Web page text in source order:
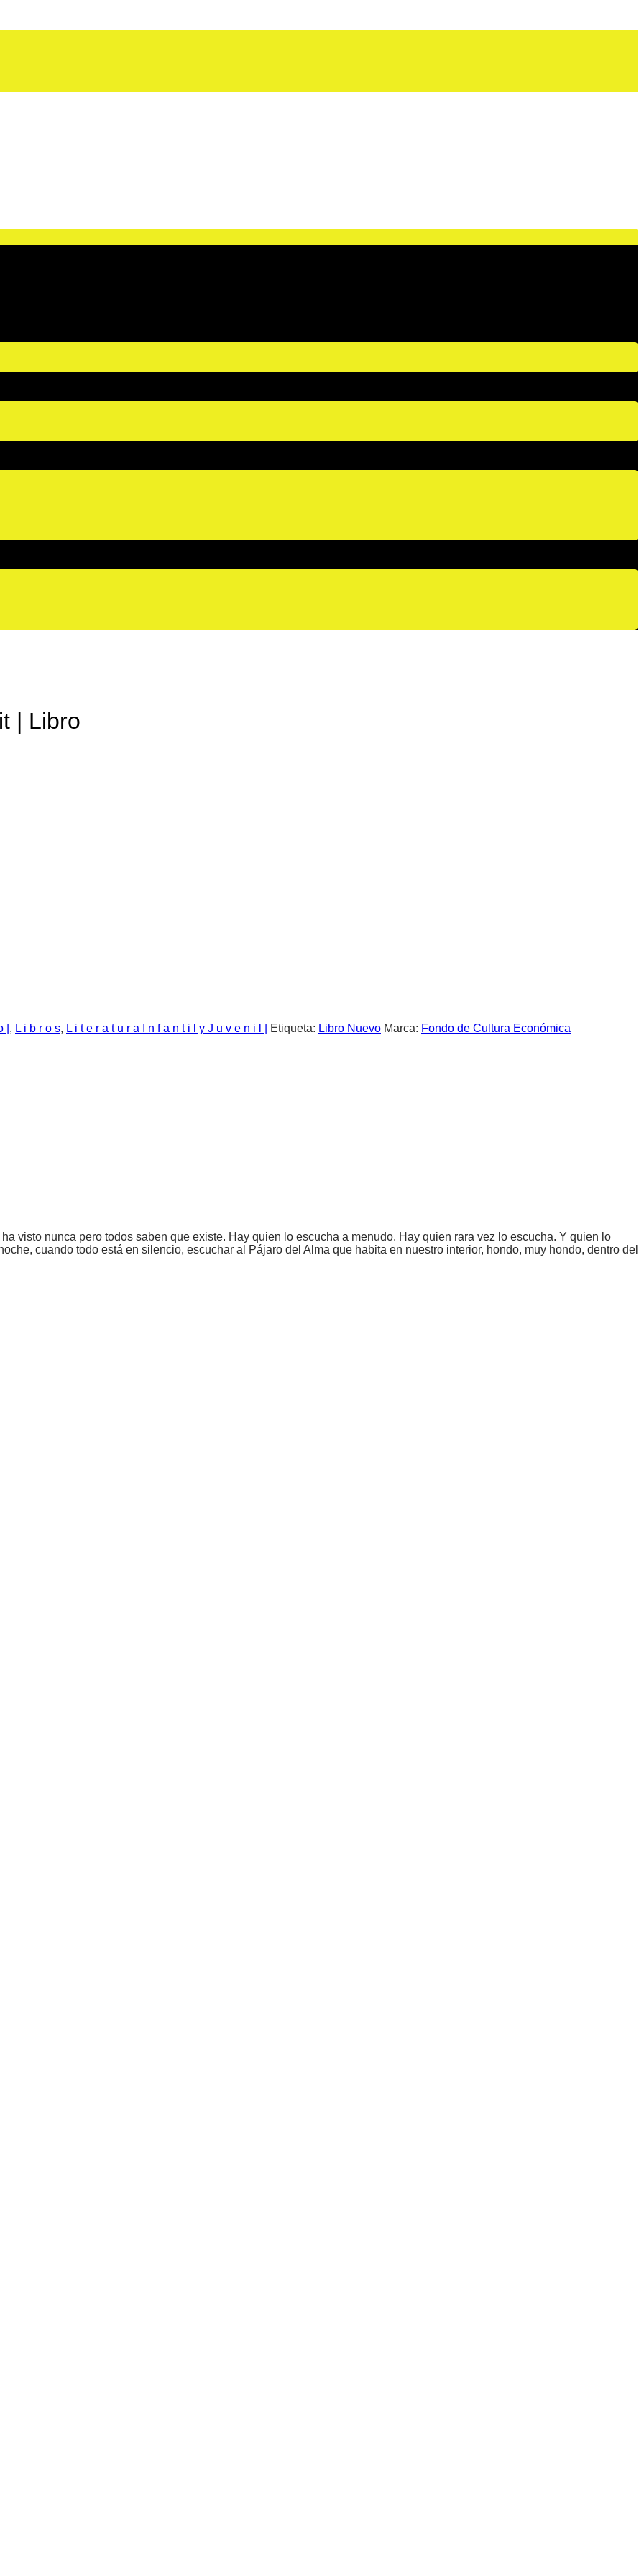
| Libro
, L i b r o s, L i t e r a t u r a I n f a n t i l y J u v e n i l | Etiqueta: Libro Nuevo Marca: Fondo de Cultura Económica
visto nunca pero todos saben que existe. Hay quien lo escucha a menudo. Hay quien rara vez lo escucha. Y quien lo
cuando todo está en silencio, escuchar al Pájaro del Alma que habita en nuestro interior, hondo, muy hondo, dentro del